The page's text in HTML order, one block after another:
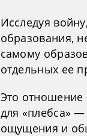
Исследуя
образования,
самому
отдельных ее
Это
для «плебса»
ощущения и